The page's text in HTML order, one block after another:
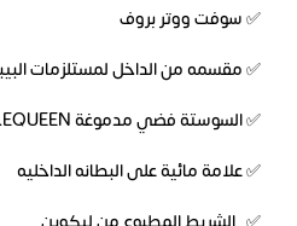
✅ سوفت ووتر بروف
✅ مقسمه من الداخل لمستلزمات
✅ السوستة فضي مدموغة LEQUEEN
✅ علامة مائية على البطانه الداخليه